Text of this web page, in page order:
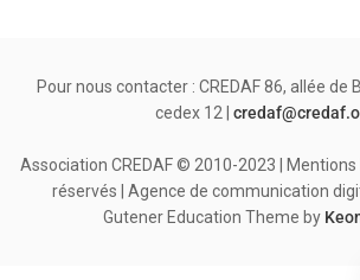
Pour nous contacter : CREDAF 86, allée de
cedex 12 |
Association CREDAF © 2010-2023 | Mentions
réservés | Agence de communication
Gutener Education Theme by